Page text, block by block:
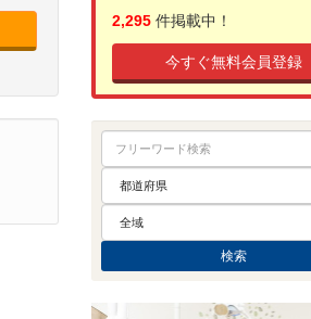
2,295件掲載中！
今すぐ無料会員登録